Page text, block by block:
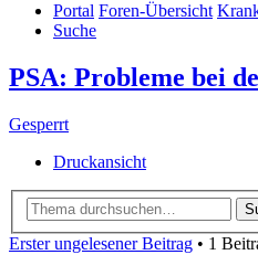
Portal Foren-Übersicht
Suche
PSA: Probleme bei
Gesperrt
Druckansicht
Erster ungelesener Beitrag • 1